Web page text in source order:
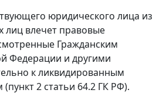
юридического лица из
влечет правовые
Гражданским
Федерации и другими
к ликвидированным
2 статьи 64.2 ГК РФ).